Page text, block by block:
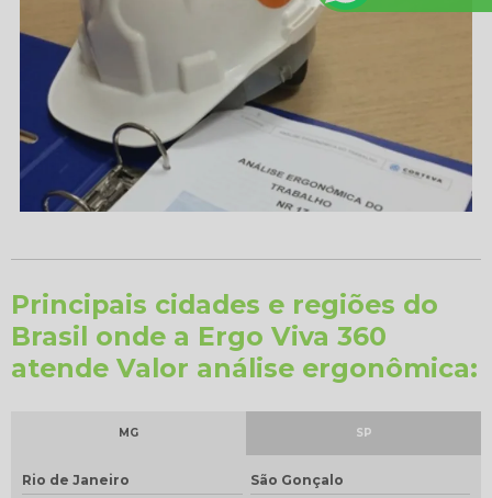
Principais cidades e regiões do
Brasil onde a Ergo Viva 360
atende Valor análise ergonômica:
MG SP
Rio de Janeiro São Gonçalo